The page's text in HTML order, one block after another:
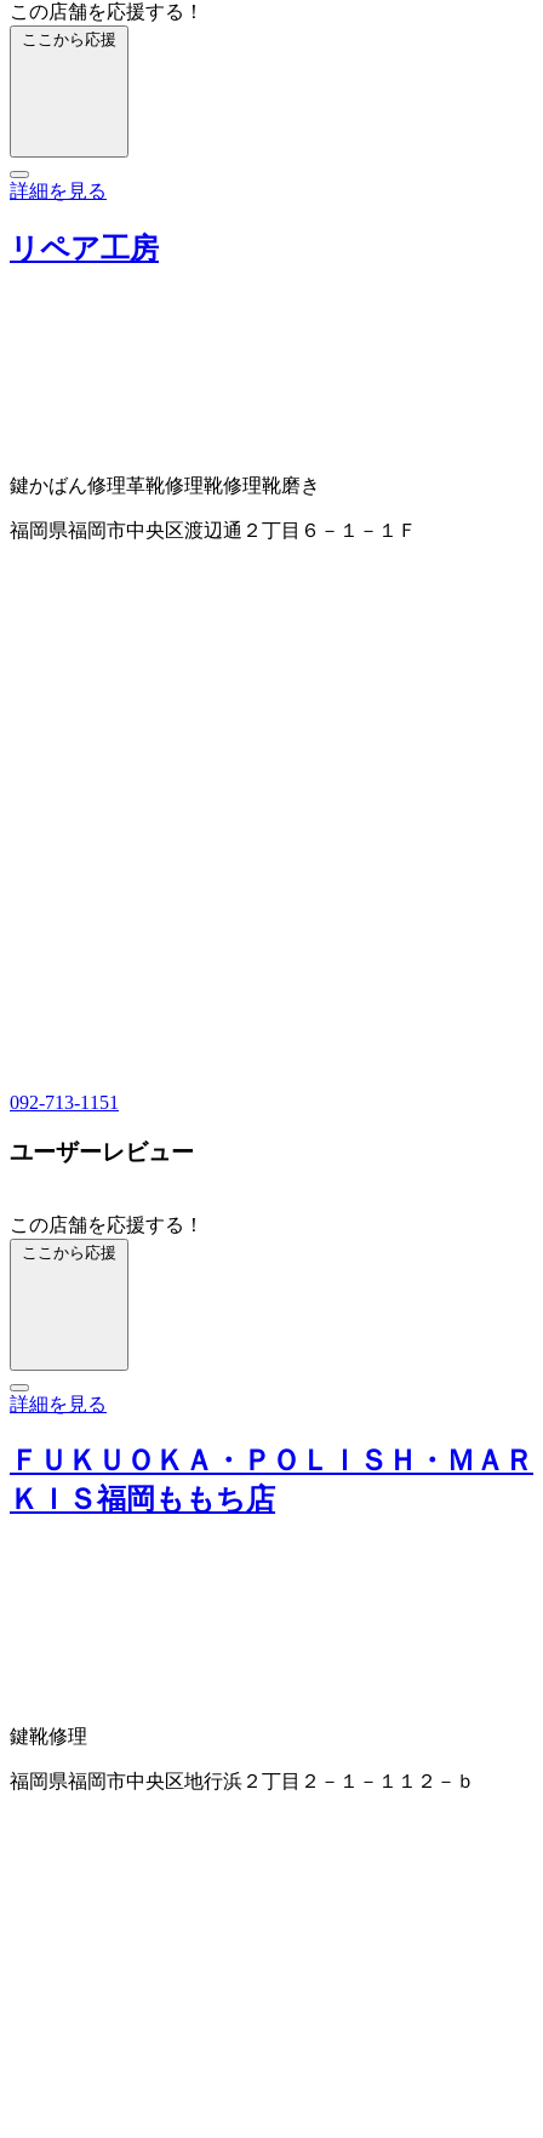
この店舗を応援する！
ここから応援
詳細を見る
リペア工房
鍵かばん修理革靴修理靴修理靴磨き
福岡県福岡市中央区渡辺通２丁目６－１－１Ｆ
092-713-1151
ユーザーレビュー
この店舗を応援する！
ここから応援
詳細を見る
ＦＵＫＵＯＫＡ・ＰＯＬＩＳＨ・ＭＡＲ
ＫＩＳ福岡ももち店
鍵靴修理
福岡県福岡市中央区地行浜２丁目２－１－１１２－ｂ